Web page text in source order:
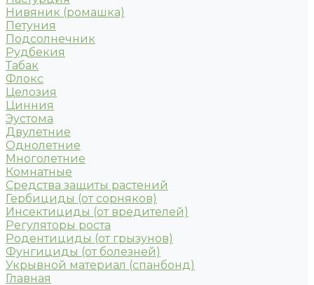
Нивяник (ромашка)
Петуния
Подсолнечник
Рудбекия
Табак
Флокс
Целозия
Цинния
Эустома
Двулетние
Однолетние
Многолетние
Комнатные
Средства защиты растений
Гербициды (от сорняков)
Инсектициды (от вредителей)
Регуляторы роста
Родентициды (от грызунов)
Фунгициды (от болезней)
Укрывной материал (спанбонд)
Главная